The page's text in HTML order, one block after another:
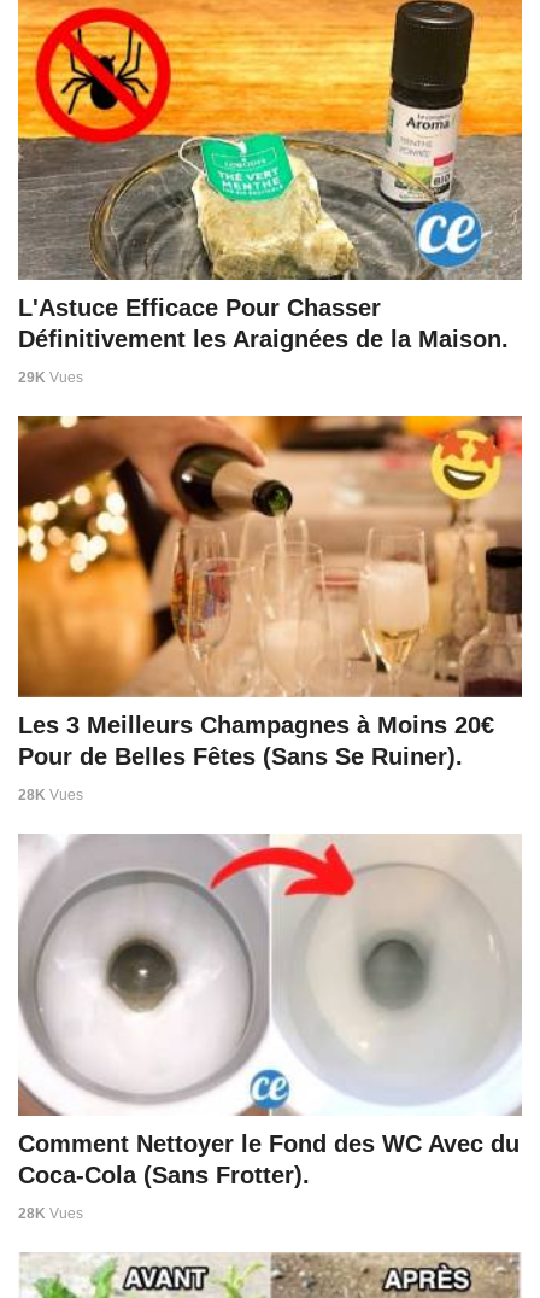
L'Astuce Efficace Pour Chasser
Définitivement les Araignées de la Maison.
29K Vues
Les 3 Meilleurs Champagnes à Moins 20€
Pour de Belles Fêtes (Sans Se Ruiner).
28K Vues
Comment Nettoyer le Fond des WC Avec du
Coca-Cola (Sans Frotter).
28K Vues